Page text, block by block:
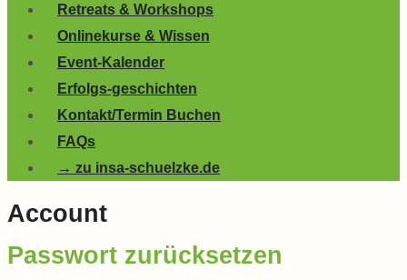
Retreats & Workshops
Onlinekurse & Wissen
Event-Kalender
Erfolgs-geschichten
Kontakt/Termin Buchen
FAQs
→ zu insa-schuelzke.de
Account
Passwort zurücksetzen